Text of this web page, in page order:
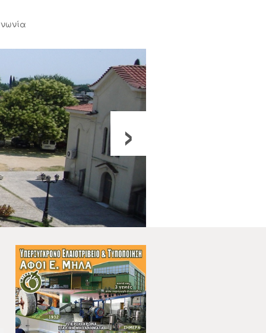
›